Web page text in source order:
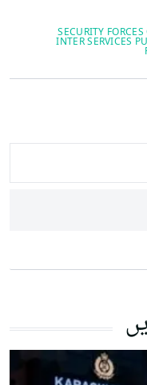
SECURITY
INTER SERVICES